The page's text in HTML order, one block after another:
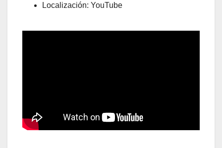
Localización: YouTube